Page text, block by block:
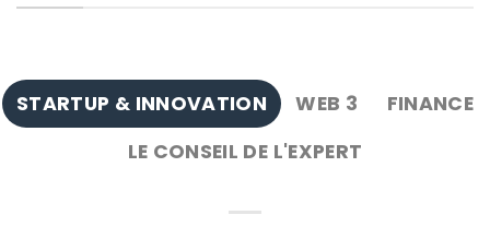
STARTUP & INNOVATION WEB 3
FINANCE
LE CONSEIL DE L'EXPERT